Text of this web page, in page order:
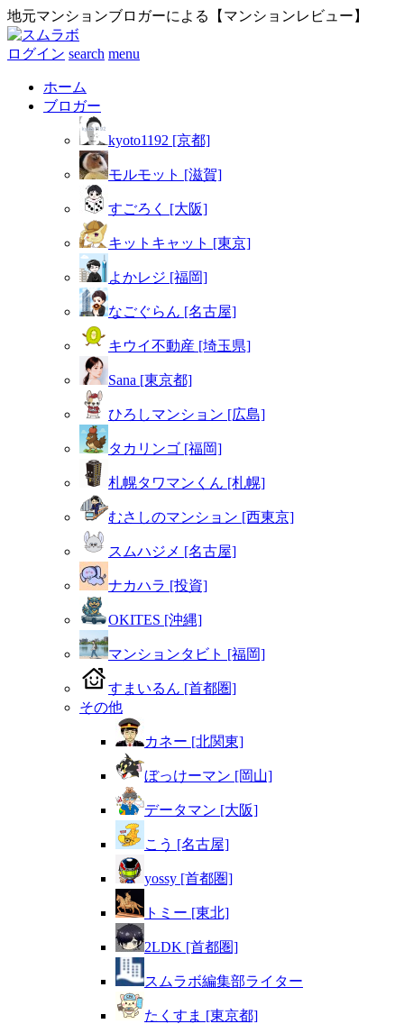
地元マンションブロガーによる【マンションレビュー】
ログイン search menu
ホーム
ブロガー
kyoto1192 [京都]
モルモット [滋賀]
すごろく [大阪]
キットキャット [東京]
よかレジ [福岡]
なごぐらん [名古屋]
キウイ不動産 [埼玉県]
Sana [東京都]
ひろしマンション [広島]
タカリンゴ [福岡]
札幌タワマンくん [札幌]
むさしのマンション [西東京]
スムハジメ [名古屋]
ナカハラ [投資]
OKITES [沖縄]
マンションタビト [福岡]
すまいるん [首都圏]
その他
カネー [北関東]
ぼっけーマン [岡山]
データマン [大阪]
こう [名古屋]
yossy [首都圏]
トミー [東北]
2LDK [首都圏]
スムラボ編集部ライター
たくすま [東京都]